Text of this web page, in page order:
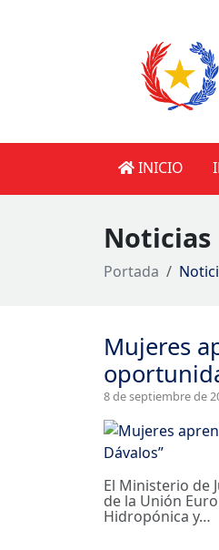
INICIO
Noticias
Portada
Mujeres
8 de septiembre de
El Ministerio de
de la Unión
Hidropónica y…